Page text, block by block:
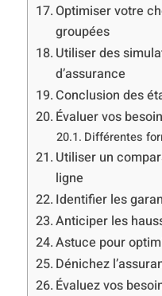
Optimiser votre
groupées
Utiliser des
d’assurance
Conclusion des
Évaluer vos
Différentes
Utiliser un
ligne
Identifier les
Anticiper les
Astuce pour
Dénichez
Évaluez vos